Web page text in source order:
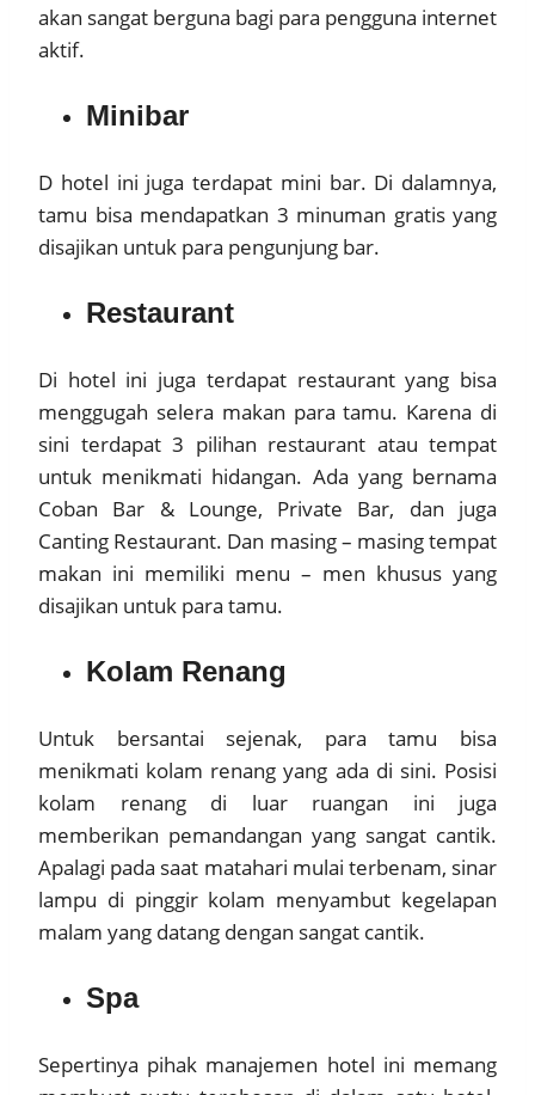
akan sangat berguna bagi para pengguna internet
aktif.
Minibar
D hotel ini juga terdapat mini bar. Di dalamnya,
tamu bisa mendapatkan 3 minuman gratis yang
disajikan untuk para pengunjung bar.
Restaurant
Di hotel ini juga terdapat restaurant yang bisa
menggugah selera makan para tamu. Karena di
sini terdapat 3 pilihan restaurant atau tempat
untuk menikmati hidangan. Ada yang bernama
Coban Bar & Lounge, Private Bar, dan juga
Canting Restaurant. Dan masing – masing tempat
makan ini memiliki menu – men khusus yang
disajikan untuk para tamu.
Kolam Renang
Untuk bersantai sejenak, para tamu bisa
menikmati kolam renang yang ada di sini. Posisi
kolam renang di luar ruangan ini juga
memberikan pemandangan yang sangat cantik.
Apalagi pada saat matahari mulai terbenam, sinar
lampu di pinggir kolam menyambut kegelapan
malam yang datang dengan sangat cantik.
Spa
Sepertinya pihak manajemen hotel ini memang